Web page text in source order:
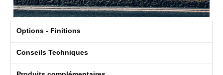
Options - Finitions
Conseils Techniques